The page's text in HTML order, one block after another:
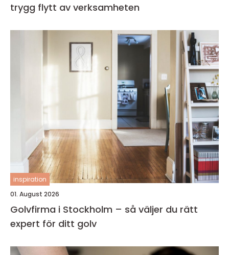
trygg flytt av verksamheten
inspiration
01. August 2026
Golvfirma i Stockholm – så väljer du rätt
expert för ditt golv